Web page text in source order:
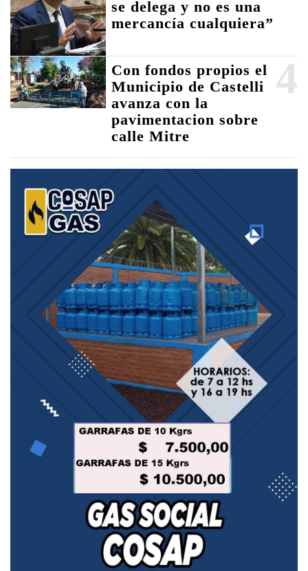
se delega y no es una
mercancía cualquiera”
4
Con fondos propios el
Municipio de Castelli
avanza con la
pavimentacion sobre
calle Mitre